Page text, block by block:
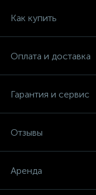
Как купить
Оплата и доставка
Гарантия и сервис
Отзывы
Аренда